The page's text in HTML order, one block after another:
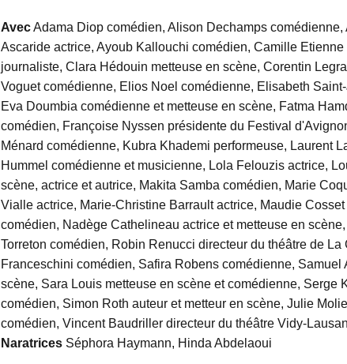
AvecAdama Diop comédien, Alison Dechamps
Ascaride actrice, Ayoub Kallouchi comédien, Camille
journaliste, Clara Hédouin metteuse en scène, Corentin
Voguet comédienne, Elios Noel comédienne, Elisabeth
Eva Doumbia comédienne et metteuse en scène, Fatma
comédien, Françoise Nyssen présidente du Festival
Ménard comédienne, Kubra Khademi performeuse, Laurent
Hummel comédienne et musicienne, Lola Felouzis actrice,
scène, actrice et autrice, Makita Samba comédien, Marie
Vialle actrice, Marie-Christine Barrault actrice, Maudie
comédien, Nadège Cathelineau actrice et metteuse en
Torreton comédien, Robin Renucci directeur du théâtre de
Franceschini comédien, Safira Robens comédienne, Samuel
scène, Sara Louis metteuse en scène et comédienne, Serge
comédien, Simon Roth auteur et metteur en scène, Julie
comédien, Vincent Baudriller directeur du théâtre Vidy-
NaratricesSéphora Haymann, Hinda Abdelaoui